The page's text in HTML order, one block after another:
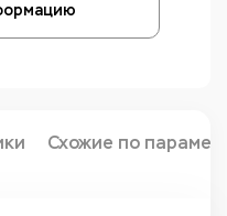
Схожие по